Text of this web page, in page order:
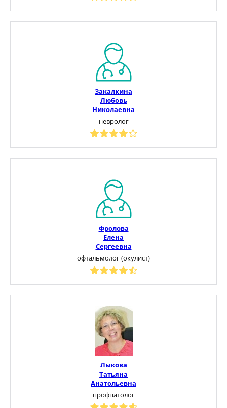
Закалкина
Любовь
Николаевна
невролог
Фролова
Елена
Сергеевна
офтальмолог (окулист)
Лыкова
Татьяна
Анатольевна
профпатолог